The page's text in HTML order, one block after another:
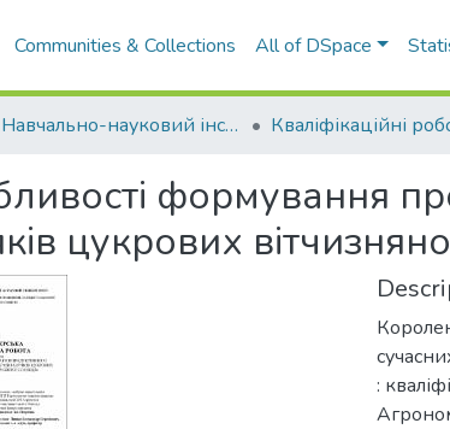
Communities & Collections All of DSpace
Навчально-науковий інститут агротехнологій, селекції та екології
формування
цукрових
: